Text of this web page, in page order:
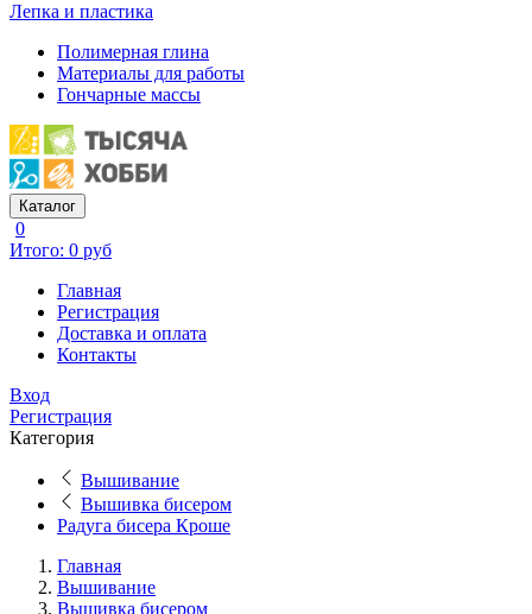
Лепка и пластика
Полимерная глина
Материалы для работы
Гончарные массы
Каталог
0
Итого: 0 руб
Главная
Регистрация
Доставка и оплата
Контакты
Вход
Регистрация
Категория
Вышивание
Вышивка бисером
Радуга бисера Кроше
Главная
Вышивание
Вышивка бисером